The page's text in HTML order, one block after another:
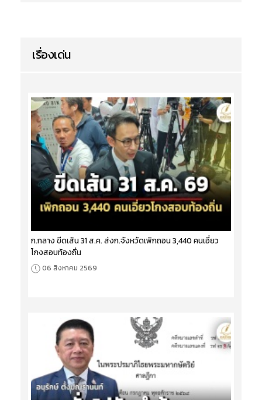
เรื่องเด่น
ก.กลาง ขีดเส้น 31 ส.ค. ส่งก.จังหวัดเพิกถอน 3,440 คนเอี่ยว
โกงสอบท้องถิ่น
06 สิงหาคม 2569